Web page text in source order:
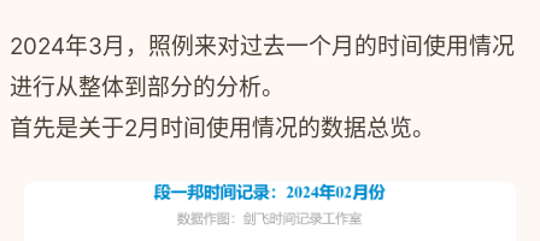
2024年3月，照例来对过去一个月的时间使用情况
进行从整体到部分的分析。
首先是关于2月时间使用情况的数据总览。